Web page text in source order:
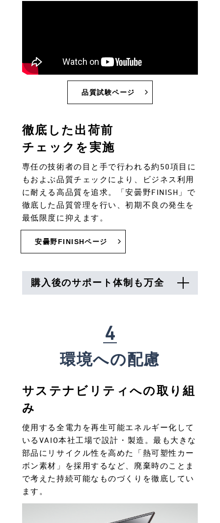
品質試験ページ
徹底した出荷前
チェックを実施
専任の技術者の目と手で行われる約50項目に
もおよぶ品質チェックにより、ビジネス利用
に耐える高品質を追求。「安曇野FINISH」で
徹底した品質管理を行い、初期不良の発生を
最低限度に抑えます。
安曇野FINISHページ
購入後のサポート体制も万全
4
環境への配慮
サステナビリティへの取り組
み
使用する全電力を再生可能エネルギー化して
いるVAIO本社工場で設計・製造。最も大きな
部品にリサイクル性を高めた「熱可塑性カー
ボン素材」を採用するなど、廃棄時のことま
で考えた持続可能なものづくりを徹底してい
ます。